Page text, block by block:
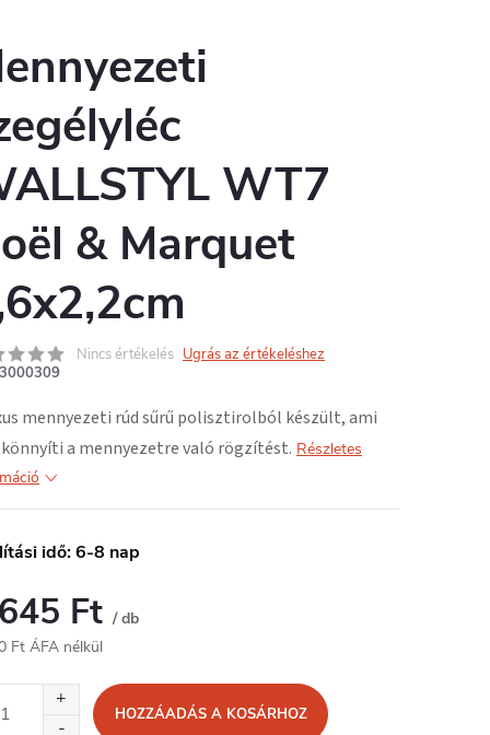
WT7
& Marquet
Nincs értékelés Ugrás az értékeléshez
3000309
mennyezeti rúdsűrű polisztirolból készült, ami
a mennyezetre való rögzítést. Részletes
idő: 6-8 nap
Ft / db
Ft ÁFA nélkül
HOZZÁADÁS A KOSÁRHOZ